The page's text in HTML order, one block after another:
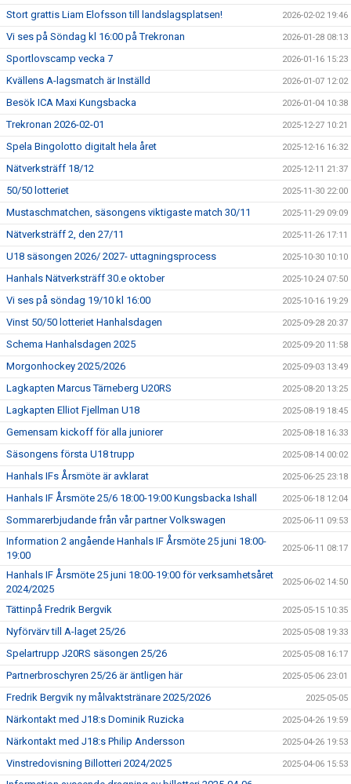
Stort grattis Liam Elofsson till landslagsplatsen! 2026-02-02 19:46
Vi ses på Söndag kl 16:00 på Trekronan 2026-01-28 08:13
Sportlovscamp vecka 7 2026-01-16 15:23
Kvällens A-lagsmatch är Inställd 2026-01-07 12:02
Besök ICA Maxi Kungsbacka 2026-01-04 10:38
Trekronan 2026-02-01 2025-12-27 10:21
Spela Bingolotto digitalt hela året 2025-12-16 16:32
Nätverksträff 18/12 2025-12-11 21:37
50/50 lotteriet 2025-11-30 22:00
Mustaschmatchen, säsongens viktigaste match 30/11 2025-11-29 09:09
Nätverksträff 2, den 27/11 2025-11-26 17:11
U18 säsongen 2026/ 2027- uttagningsprocess 2025-10-30 10:10
Hanhals Nätverksträff 30.e oktober 2025-10-24 07:50
Vi ses på söndag 19/10 kl 16:00 2025-10-16 19:29
Vinst 50/50 lotteriet Hanhalsdagen 2025-09-28 20:37
Schema Hanhalsdagen 2025 2025-09-20 11:58
Morgonhockey 2025/2026 2025-09-03 13:49
Lagkapten Marcus Tärneberg U20RS 2025-08-20 13:25
Lagkapten Elliot Fjellman U18 2025-08-19 18:45
Gemensam kickoff för alla juniorer 2025-08-18 16:33
Säsongens första U18 trupp 2025-08-14 00:02
Hanhals IFs Årsmöte är avklarat 2025-06-25 23:18
Hanhals IF Årsmöte 25/6 18:00-19:00 Kungsbacka Ishall 2025-06-18 12:04
Sommarerbjudande från vår partner Volkswagen 2025-06-11 09:53
Information 2 angående Hanhals IF Årsmöte 25 juni 18:00-
19:00
2025-06-11 08:17
Hanhals IF Årsmöte 25 juni 18:00-19:00 för verksamhetsåret
2024/2025
2025-06-02 14:50
Tättinpå Fredrik Bergvik 2025-05-15 10:35
Nyförvärv till A-laget 25/26 2025-05-08 19:33
Spelartrupp J20RS säsongen 25/26 2025-05-08 16:17
Partnerbroschyren 25/26 är äntligen här 2025-05-06 23:01
Fredrik Bergvik ny målvaktstränare 2025/2026 2025-05-05
Närkontakt med J18:s Dominik Ruzicka 2025-04-26 19:59
Närkontakt med J18:s Philip Andersson 2025-04-26 19:53
Vinstredovisning Billotteri 2024/2025 2025-04-06 15:53